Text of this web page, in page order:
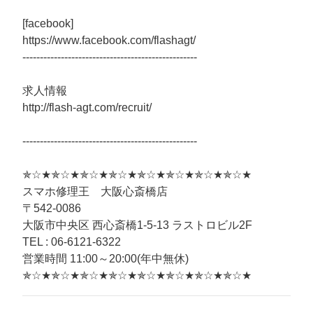
[facebook]
https://www.facebook.com/flashagt/
--------------------------------------------------
求人情報
http://flash-agt.com/recruit/
--------------------------------------------------
✯☆★✯☆★✯☆★✯☆★✯☆★✯☆★✯☆★✯☆★
スマホ修理王 大阪心斎橋店
〒542-0086
大阪市中央区 西心斎橋1-5-13 ラストロビル2F
TEL : 06-6121-6322
営業時間 11:00～20:00(年中無休)
✯☆★✯☆★✯☆★✯☆★✯☆★✯☆★✯☆★✯☆★